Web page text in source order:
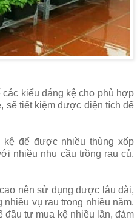
các kiểu dáng kệ cho phù hợp
sẽ tiết kiệm được diện tích để
kệ để được nhiều thùng xốp
nhiều nhu cầu trồng rau củ,
nên sử dụng được lâu dài,
nhiều vụ rau trong nhiều năm.
đầu tư mua kệ nhiều lần, đảm